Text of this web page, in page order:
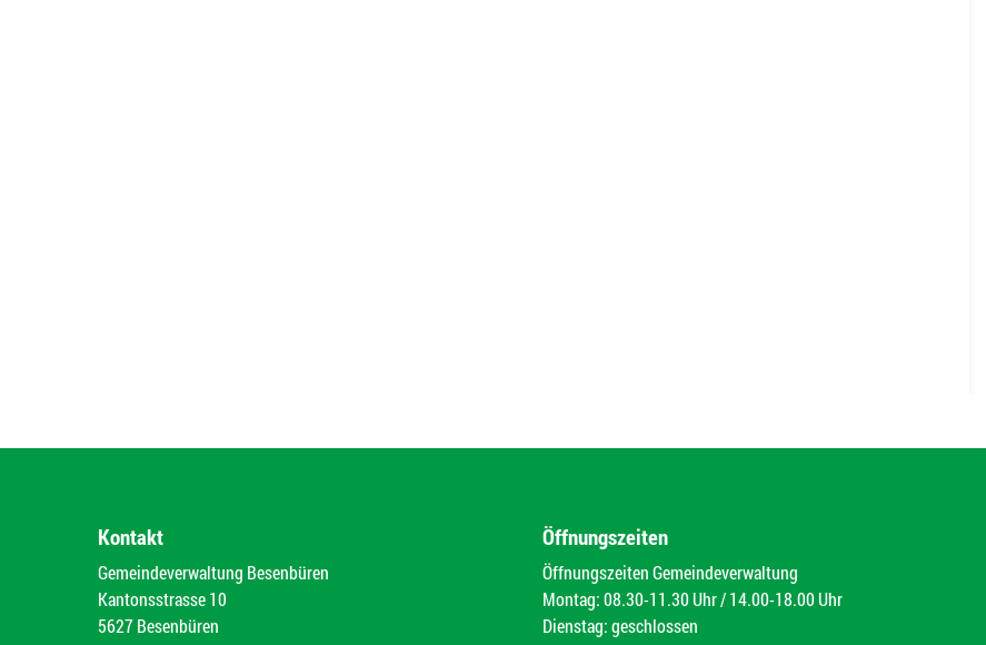
Kontakt
Gemeindeverwaltung Besenbüren
Kantonsstrasse 10
5627 Besenbüren
Öffnungszeiten
Öffnungszeiten Gemeindeverwaltung
Montag: 08.30-11.30 Uhr / 14.00-18.00 Uhr
Dienstag: geschlossen